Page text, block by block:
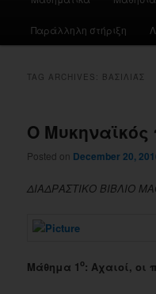
Παράλληλη στήριξη
TAG ARCHIVES: ΒΑΣΙΛΙΆΣ
Ο Μυκηναϊκός
Posted on December 20,
ΔΙΑΔΡΑΣΤΙΚΟ ΒΙΒΛΙΟ
Μάθημα 1ο: Αχαιοί, οι